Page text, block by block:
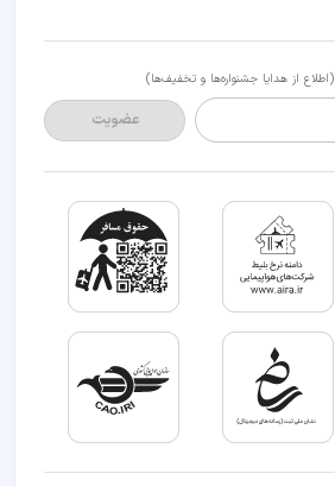
(اطلاع از هدایا جشنواره‌ها و تخفیف‌ها)
عضویت